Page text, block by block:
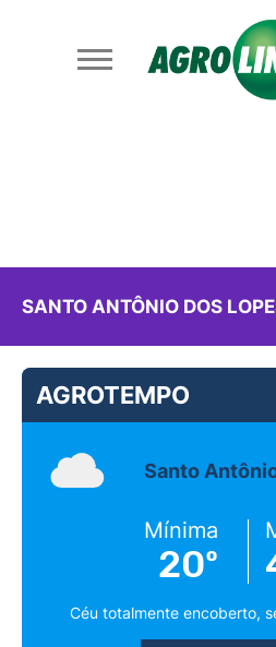
SANTO ANTÔNIO DOS
AGROTEMPO
Santo
Mínima
20º
Céu totalmente encoberto,